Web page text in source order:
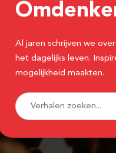
Al jaren schrijven we
het dagelijks leven.
mogelijkheid maakten.